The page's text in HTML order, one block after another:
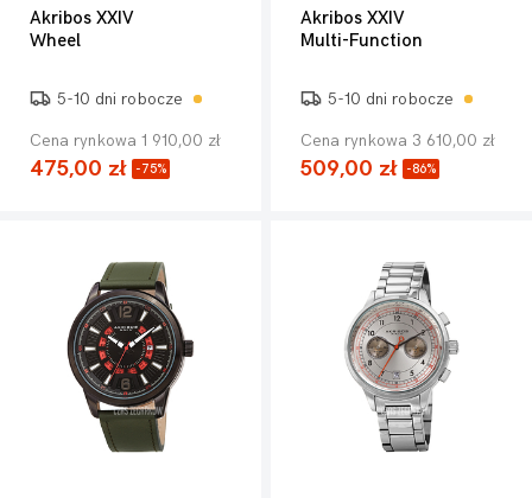
Akribos XXIV
Wheel
5-10 dni robocze
Cena rynkowa 1 910,00 zł
475,00 zł -75%
Akribos XXIV
Multi-Function
5-10 dni robocze
Cena rynkowa 3 610,00 zł
509,00 zł -86%